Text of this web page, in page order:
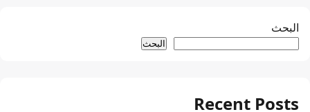
البحث
البحث
Recent Posts